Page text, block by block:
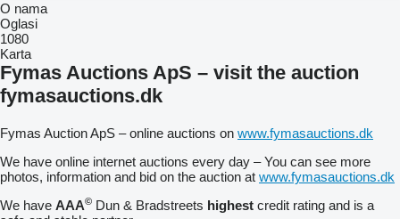
O nama
Oglasi
1080
Karta
Fymas Auctions ApS – visit the auction
fymasauctions.dk
Fymas Auction ApS – online auctions on www.fymasauctions.dk
We have online internet auctions every day – You can see more
photos, information and bid on the auction at www.fymasauctions.dk
We have AAA© Dun & Bradstreets highest credit rating and is a